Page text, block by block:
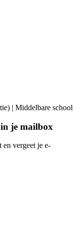
| Middelbare school
je mailbox
vergeet je e-